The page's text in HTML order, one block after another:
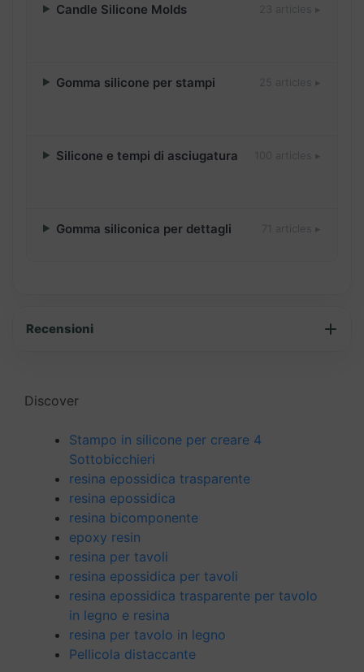
Candle Silicone Molds
Gomma silicone per stampi
Silicone e tempi di asciugatura
Gomma siliconica per dettagli
Recensioni
Discover
Stampo in silicone per creare 4
Sottobicchieri
resina epossidica trasparente
resina epossidica
resina bicomponente
epoxy resin
resina per tavoli
resina epossidica per tavoli
resina epossidica trasparente per tavolo
in legno e resina
resina per tavolo in legno
Pellicola distaccante